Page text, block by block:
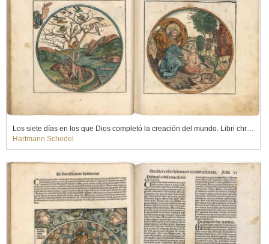
Los siete días en los que Dios completó la creación del mundo. Libri chronicarum, 1493
Hartmann Schedel